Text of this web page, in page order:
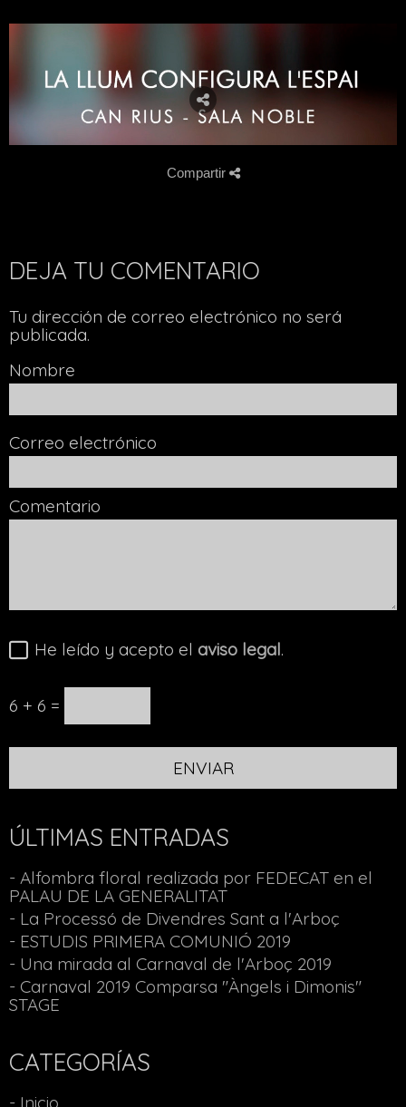
Compartir
DEJA TU COMENTARIO
Tu dirección de correo electrónico no será
publicada.
Nombre
Correo electrónico
Comentario
He leído y acepto el aviso legal.
6 + 6 =
ÚLTIMAS ENTRADAS
- Alfombra floral realizada por FEDECAT en el
PALAU DE LA GENERALITAT
- La Processó de Divendres Sant a l'Arboç
- ESTUDIS PRIMERA COMUNIÓ 2019
- Una mirada al Carnaval de l'Arboç 2019
- Carnaval 2019 Comparsa "Àngels i Dimonis"
STAGE
CATEGORÍAS
- Inicio